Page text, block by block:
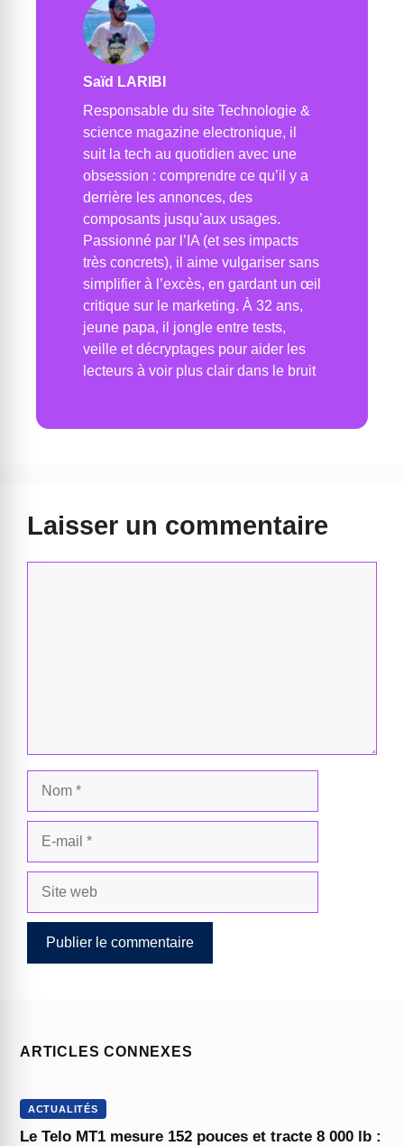
Saïd LARIBI
Responsable du site Technologie &
science magazine electronique, il
suit la tech au quotidien avec une
obsession : comprendre ce qu’il y a
derrière les annonces, des
composants jusqu’aux usages.
Passionné par l’IA (et ses impacts
très concrets), il aime vulgariser sans
simplifier à l’excès, en gardant un œil
critique sur le marketing. À 32 ans,
jeune papa, il jongle entre tests,
veille et décryptages pour aider les
lecteurs à voir plus clair dans le bruit
Laisser un commentaire
ARTICLES CONNEXES
ACTUALITÉS
Le Telo MT1 mesure 152 pouces et tracte 8 000 lb :